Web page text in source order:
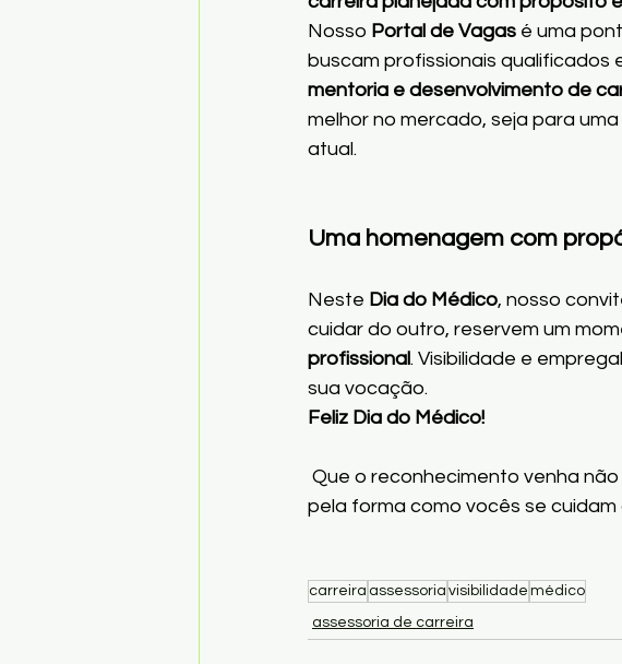
Nosso Portal de Vagas é uma
buscam profissionais qualificados
mentoria e desenvolvimento de
melhor no mercado, seja para
atual.
Uma homenagem com
Neste Dia do Médico, nosso
cuidar do outro, reservem um
profissional. Visibilidade e
sua vocação.
Feliz Dia do Médico!
Que o reconhecimento venha
pela forma como vocês se
carreira assessoria visibilidade médico
assessoria de carreira